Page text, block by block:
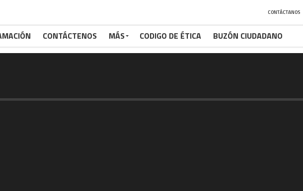
CONTÁCTANOS
CONTÁCTENOS MÁS CODIGO DE ÉTICA BUZÓN CIUDADANO